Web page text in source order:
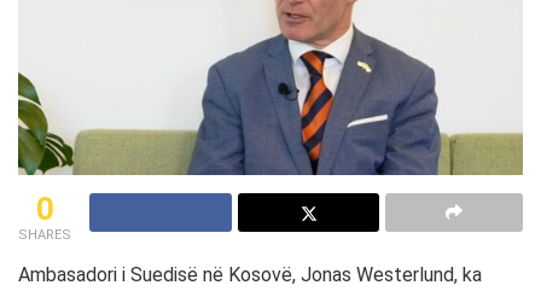
0
SHARES
Ambasadori i Suedisë në Kosovë, Jonas Westerlund, ka